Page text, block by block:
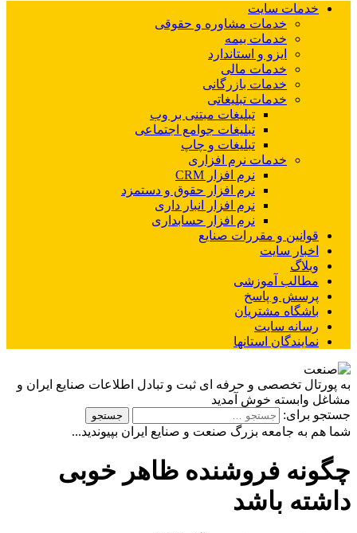
خدمات سایت
خدمات مشاوره و حقوقی
خدمات بیمه
ایزو و استاندارد
خدمات مالی
خدمات بازرگانی
خدمات تبلیغاتی
تبلیغات مبتنی بر وب
تبلیغات جوامع اجتماعی
تبلیغات و چاپ
خدمات نرم افزاری
نرم افزار CRM
نرم افزار حقوق و دستمزد
نرم افزار انبار داری
نرم افزار حسابداری
قوانین و مقررات صنایع
اخبار سایت
وبلاگ
مطالب آموزشی
پرسش و پاسخ
باشگاه مشتریان
رسانه سایت
نمایندگان استانها
به پورتال تخصصی و حرفه ای ثبت و تبادل اطلاعات صنایع ایران و
مشاغل وابسته خوش آمدید
جستجو برای:
شما هم به جامعه بزرگ صنعت و صنایع ایران بپیوندید...
چگونه فروشنده ظاهر خوبی
داشته باشد